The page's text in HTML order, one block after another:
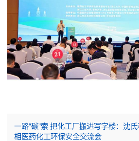
一路“碳”索 把化工厂搬进写字楼：沈
相医药化工环保安全交流会